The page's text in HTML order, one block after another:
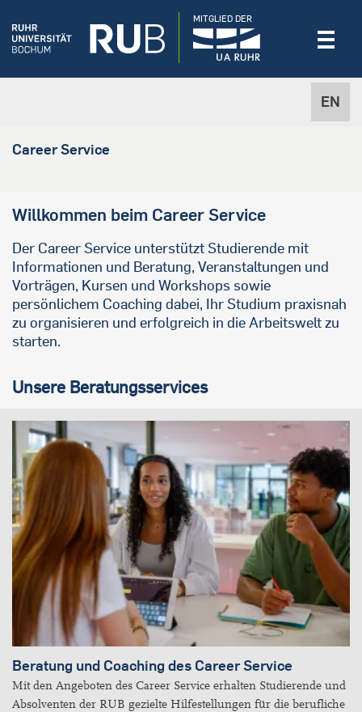
EN
MITGLIED DER
Career Service
Willkommen beim Career Service
Der Career Service unterstützt Studierende mit
Informationen und Beratung, Veranstaltungen und
Vorträgen, Kursen und Workshops sowie
persönlichem Coaching dabei, Ihr Studium praxisnah
zu organisieren und erfolgreich in die Arbeitswelt zu
starten.
Unsere Beratungsservices
Beratung und Coaching des Career Service
Mit den Angeboten des Career Service erhalten Studierende und
Absolventen der RUB gezielte Hilfestellungen für die berufliche